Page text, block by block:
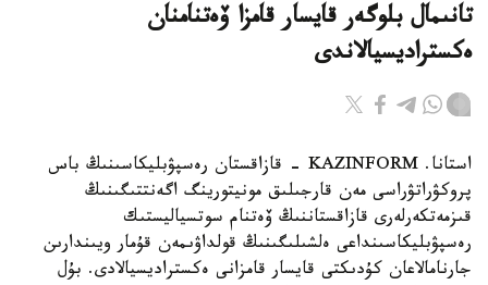
تانىمال بلوگەر قايسار قامزا ۆەتنامنان
ەكستراديسيالاندى
استانا. KAZINFORM - قازاقستان رەسپۋبليكاسىنىڭ باس
پروكۋراتۋراسى مەن قارجىلىق مونيتورينگ اگەنتتىگىنىڭ
قىزمەتكەرلەرى قازاقستاننىڭ ۆەتنام سوتسياليستىك
رەسپۋبليكاسىنداعى ەلشىلىگىنىڭ قولداۋىمەن قۇمار ويىندارىن
جارنامالاعان كۇدىكتى قايسار قامزانى ەكستراديسيالادى. بۇل